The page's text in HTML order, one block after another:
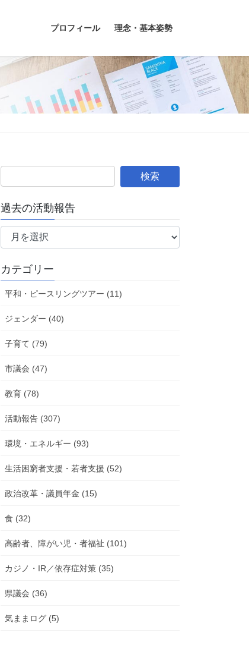
プロフィール 理念・基本姿勢
過去の活動報告
過
活
動
報
カテゴリー
平和・ピースリングツアー (11)
ジェンダー (40)
子育て (79)
市議会 (47)
教育 (78)
活動報告 (307)
環境・エネルギー (93)
生活困窮者支援・若者支援 (52)
政治改革・議員年金 (15)
食 (32)
高齢者、障がい児・者福祉 (101)
カジノ・IR／依存症対策 (35)
県議会 (36)
気ままログ (5)